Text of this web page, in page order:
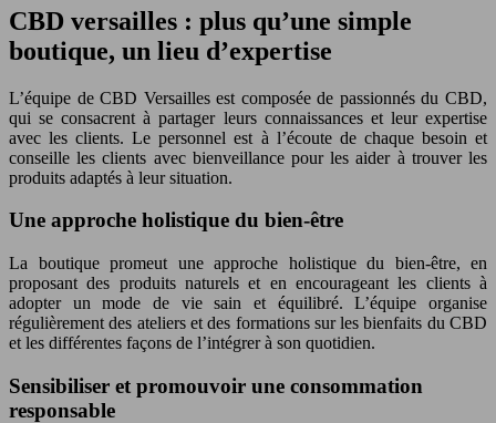
CBD versailles : plus qu’une simple
boutique, un lieu d’expertise
L’équipe de CBD Versailles est composée de passionnés du CBD,
qui se consacrent à partager leurs connaissances et leur expertise
avec les clients. Le personnel est à l’écoute de chaque besoin et
conseille les clients avec bienveillance pour les aider à trouver les
produits adaptés à leur situation.
Une approche holistique du bien-être
La boutique promeut une approche holistique du bien-être, en
proposant des produits naturels et en encourageant les clients à
adopter un mode de vie sain et équilibré. L’équipe organise
régulièrement des ateliers et des formations sur les bienfaits du CBD
et les différentes façons de l’intégrer à son quotidien.
Sensibiliser et promouvoir une consommation
responsable